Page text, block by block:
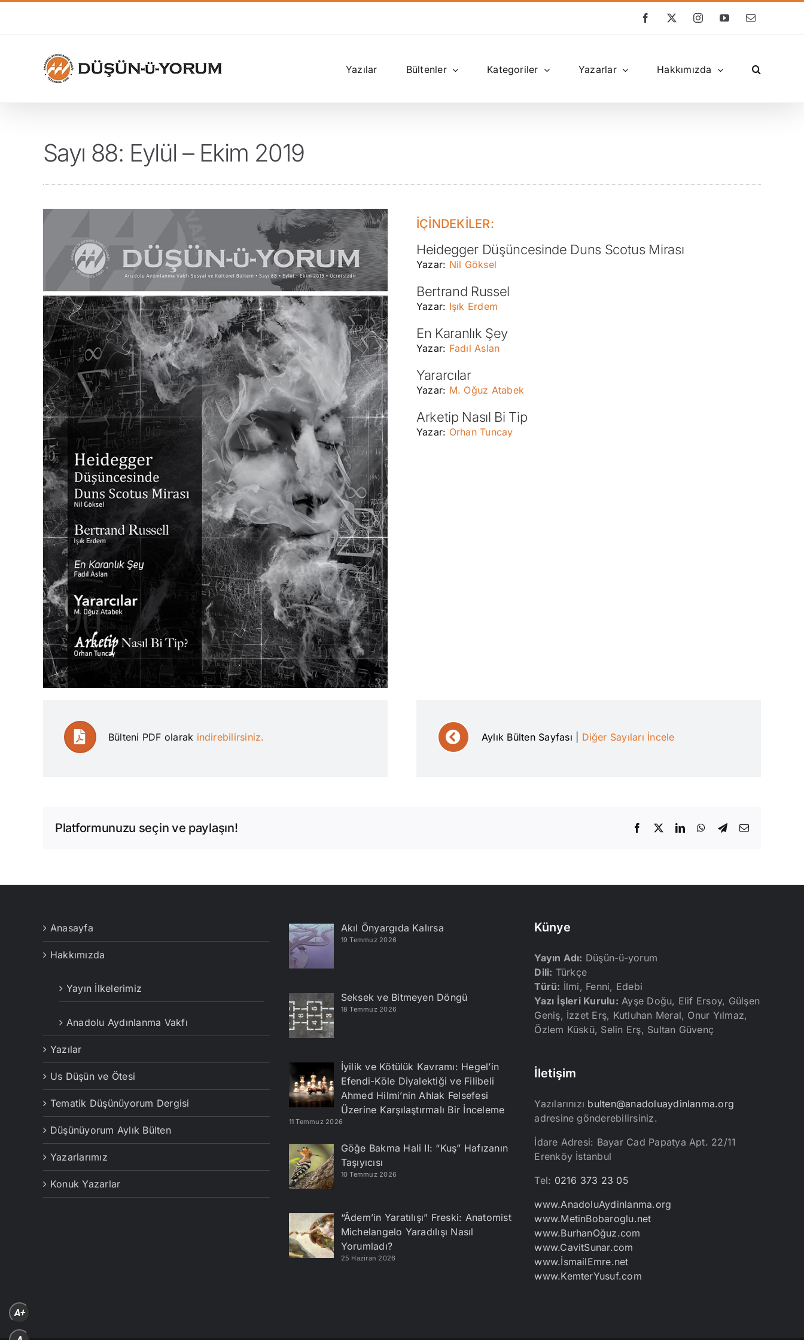
Facebook
X InstagramYouTube
E-
Yazılar Bültenler Kategoriler Yazarlar Hakkımızda
Sayı 88: Eylül – Ekim 2019
İÇİNDEKİLER:
Heidegger Düşüncesinde Duns Scotus Mirası
Yazar: Nil Göksel
Bertrand Russel
Yazar: Işık Erdem
En Karanlık Şey
Yazar: Fadıl Aslan
Yararcılar
Yazar: M. Oğuz Atabek
Arketip Nasıl Bi Tip
Yazar: Orhan Tuncay
Bülteni PDF olarak indirebilirsiniz. Aylık Bülten Sayfası Diğer Sayıları İncele
Platformunuzu seçin ve paylaşın! Facebook LinkedInWhatsApp
Telegram
E-
Anasayfa
Hakkımızda
Yayın İlkelerimiz
Anadolu Aydınlanma Vakfı
Yazılar
Us Düşün ve Ötesi
Tematik Düşünüyorum Dergisi
Düşünüyorum Aylık Bülten
Yazarlarımız
Konuk Yazarlar
Akıl Önyargıda Kalırsa
19 Temmuz 2026
Seksek ve Bitmeyen Döngü
18 Temmuz 2026
İyilik ve Kötülük Kavramı: Hegel’in
Efendi-Köle Diyalektiği ve Filibeli
Ahmed Hilmi’nin Ahlak Felsefesi
Üzerine Karşılaştırmalı Bir İnceleme
11 Temmuz 2026
Göğe Bakma Hali II: “Kuş” Hafızanın
Taşıyıcısı
10 Temmuz 2026
“Âdem’in Yaratılışı” Freski: Anatomist
Michelangelo Yaradılışı Nasıl
Yorumladı?
25 Haziran 2026
Künye
Yayın Adı: Düşün-ü-yorum
Dili: Türkçe
Türü: İlmi, Fenni, Edebi
Yazı İşleri Kurulu: Ayşe Doğu, Elif Ersoy, Gülşen
Geniş, İzzet Erş, Kutluhan Meral, Onur Yılmaz,
Özlem Küskü, Selin Erş, Sultan Güvenç
İletişim
Yazılarınızı bulten@anadoluaydinlanma.org
adresine gönderebilirsiniz.
İdare Adresi: Bayar Cad Papatya Apt. 22/11
Erenköy İstanbul
Tel: 0216 373 23 05
www.AnadoluAydinlanma.org
www.MetinBobaroglu.net
www.BurhanOğuz.com
www.CavitSunar.com
www.İsmailEmre.net
www.KemterYusuf.com
A+